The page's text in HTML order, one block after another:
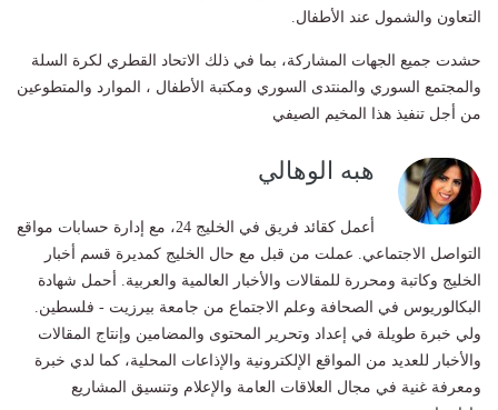
التعاون والشمول عند الأطفال.
حشدت جميع الجهات المشاركة، بما في ذلك الاتحاد القطري لكرة السلة
والمجتمع السوري والمنتدى السوري ومكتبة الأطفال ، الموارد والمتطوعين
من أجل تنفيذ هذا المخيم الصيفي
هبه الوهالي
أعمل كقائد فريق في الخليج 24، مع إدارة حسابات مواقع
التواصل الاجتماعي. عملت من قبل مع حال الخليج كمديرة قسم أخبار
الخليج وكاتبة ومحررة للمقالات والأخبار العالمية والعربية. أحمل شهادة
البكالوريوس في الصحافة وعلم الاجتماع من جامعة بيرزيت - فلسطين.
ولي خبرة طويلة في إعداد وتحرير المحتوى والمضامين وإنتاج المقالات
والأخبار للعديد من المواقع الإلكترونية والإذاعات المحلية، كما لدي خبرة
ومعرفة غنية في مجال العلاقات العامة والإعلام وتنسيق المشاريع